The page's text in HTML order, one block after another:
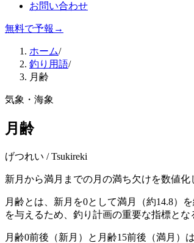
お問い合わせ
無料で予報 →
ホーム/
釣り用語/
月齢
気象・海象
月齢
げつれい /Tsukireki
新月から満月までの月の満ち欠けを数値
月齢とは、新月を0として満月（約14.8）
を与えるため、釣り計画の重要な指標とな
月齢0前後（新月）と月齢15前後（満月）